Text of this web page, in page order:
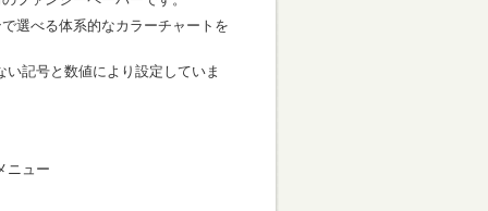
選べる体系的なカラーチャートを
記号と数値により設定していま
ニュー